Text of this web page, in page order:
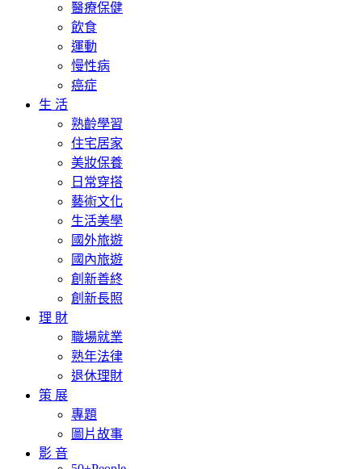
醫療保健
飲食
運動
慢性病
癌症
生 活
熟齡學習
住宅居家
美妝保養
日常穿搭
藝術文化
生活美學
國外旅遊
國內旅遊
創新善終
創新長照
理 財
職場就業
熟年法律
退休理財
策 展
專題
圖片故事
影 音